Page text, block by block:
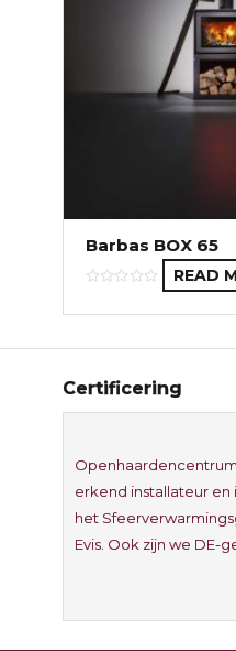
Barbas BOX 65
READ
Certificering
erkend installateur en
het
Evis. Ook zijn we DE-